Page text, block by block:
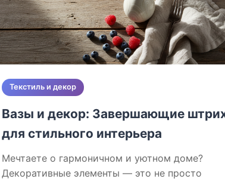
Текстиль и декор
Вазы и декор: Завершающие
для стильного интерьера
Мечтаете о гармоничном и уютном доме?
Декоративные элементы — это не просто